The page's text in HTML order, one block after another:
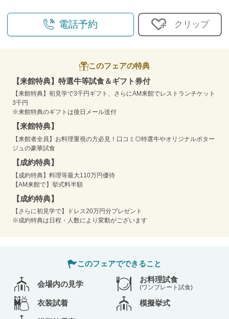
電話予約 クリップ
このフェアの特典
【来館特典】特選⽜等試⾷＆ギフト券付
【来館特典】初見学で3千円ギフト、さらにAM来館でレストランチケット
3千円
※来館特典のギフトは後日メール送付
【来館特典】
【来館者全員】お料理重視の方必見！口コミ◎特選牛やオリジナルポター
ジュの豪華試食
【成約特典】
【成約特典】料理等最大110万円優待
【AM来館で】挙式料半額
【成約特典】
【さらに初見学で】ドレス20万円分プレゼント
※成約特典は日程・人数により変動がございます
このフェアでできること
会場内の見学
お料理試食
(ワンプレート試食)
衣装試着 模擬挙式